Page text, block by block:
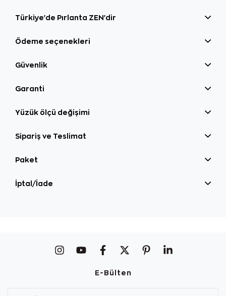
Türkiye'de Pırlanta ZEN'dir
Ödeme seçenekleri
Güvenlik
Garanti
Yüzük ölçü değişimi
Sipariş ve Teslimat
Paket
İptal/İade
E-Bülten